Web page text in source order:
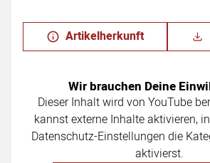
Artikelherkunft
Wir brauchen Deine
Dieser Inhalt wird von YouTube
kannst externe Inhalte aktivieren,
Datenschutz-Einstellungen die
aktivierst.